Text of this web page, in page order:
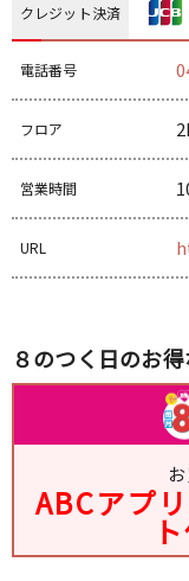
クレジット決済
電話番号
フロア
営業時間
URL
８のつく日のお
ABCアプ